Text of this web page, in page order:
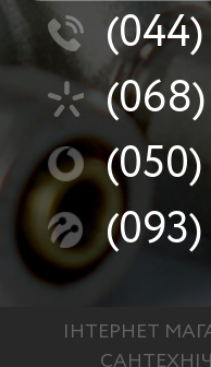
(044)
(068)
(050)
(093)
ІНТЕРНЕТ